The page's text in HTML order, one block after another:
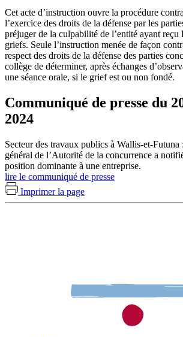
Cet acte d’instruction ouvre la procédure
l’exercice des droits de la défense par les
préjuger de la culpabilité de l’entité ayant
griefs. Seule l’instruction menée de façon
respect des droits de la défense des parties
collège de déterminer, après échanges
une séance orale, si le grief est ou non fondé.
Communiqué de presse du
2024
Secteur des travaux publics à Wallis-et-Futuna
général de l’Autorité de la concurrence a
position dominante à une entreprise.
lire le communiqué de presse
Imprimer la page